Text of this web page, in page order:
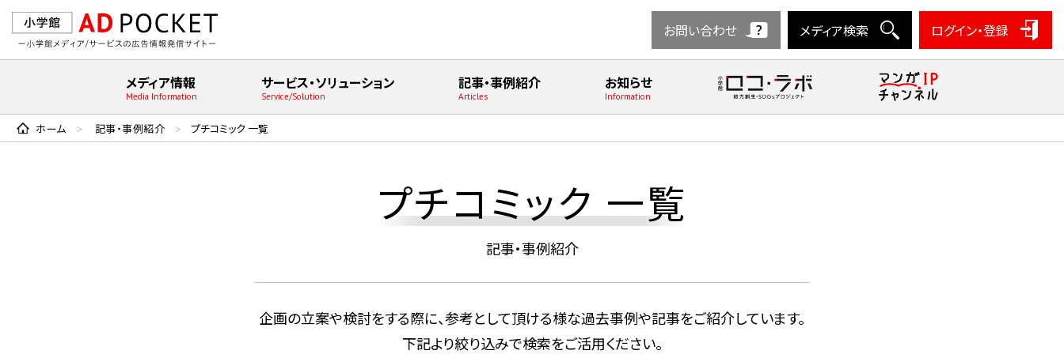
お問い合わせ メディア検索 ログイン・登録
メディア情報
Media Information
サービス・ソリューション
Service/Solution
記事・事例紹介
Articles
お知らせ
Information
ホーム > 記事・事例紹介 > プチコミック 一覧
プチコミック 一覧
記事・事例紹介
企画の⽴案や検討をする際に、参考として頂ける様な過去事例や記事をご紹介しています。
下記より絞り込みで検索をご活⽤ください。